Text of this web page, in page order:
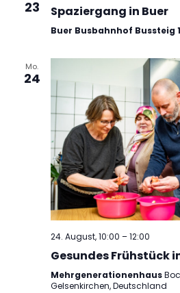
23 Spaziergang in Buer
Buer Busbahnhof Bussteig
Mo.
24
24. August, 10:00 –12:00
Gesundes Frühstück
Mehrgenerationenhaus
Gelsenkirchen, Deutschland